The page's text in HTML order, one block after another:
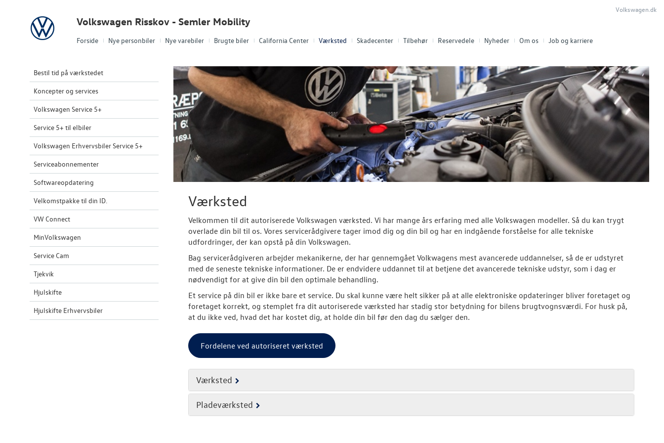
Forside Nye personbiler Nye varebiler Brugte biler California Center Værksted Skadecenter Tilbehør Reservedele Nyheder Om os Job og karriere
Volkswagen Volkswagen Risskov - Semler Mobility
Volkswagen.dk
Bestil tid på værkstedet
Koncepter og services
Volkswagen Service 5+
Service 5+ til elbiler
Volkswagen Erhvervsbiler Service 5+
Serviceabonnementer
Softwareopdatering
Velkomstpakke til din ID.
VW Connect
MinVolkswagen
Service Cam
Tjekvik
Hjulskifte
Hjulskifte Erhvervsbiler
Værksted
Velkommen til dit autoriserede Volkswagen værksted. Vi har mange års erfaring med alle Volkswagen modeller. Så du kan trygt
overlade din bil til os. Vores servicerådgivere tager imod dig og din bil og har en indgående forståelse for alle tekniske
udfordringer, der kan opstå på din Volkswagen.
Bag servicerådgiveren arbejder mekanikerne, der har gennemgået Volkwagens mest avancerede uddannelser, så de er udstyret
med de seneste tekniske informationer. De er endvidere uddannet til at betjene det avancerede tekniske udstyr, som i dag er
nødvendigt for at give din bil den optimale behandling.
Et service på din bil er ikke bare et service. Du skal kunne være helt sikker på at alle elektroniske opdateringer bliver foretaget og
foretaget korrekt, og stemplet fra dit autoriserede værksted har stadig stor betydning for bilens brugtvognsværdi. For husk på,
at du ikke ved, hvad det har kostet dig, at holde din bil før den dag du sælger den.
Fordelene ved autoriseret værksted
Værksted
Pladeværksted